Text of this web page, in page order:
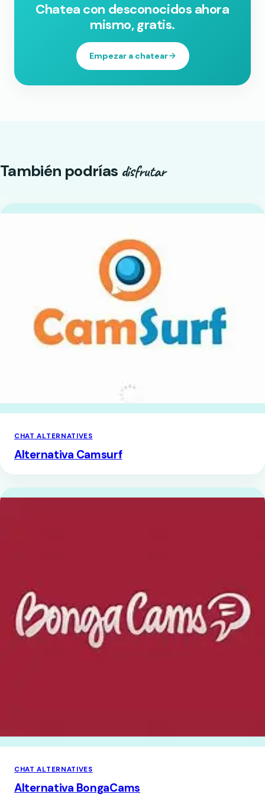
Chatea con desconocidos ahora
mismo, gratis.
Empezar a chatear
También podrías disfrutar
CHAT ALTERNATIVES
Alternativa Camsurf
CHAT ALTERNATIVES
Alternativa BongaCams